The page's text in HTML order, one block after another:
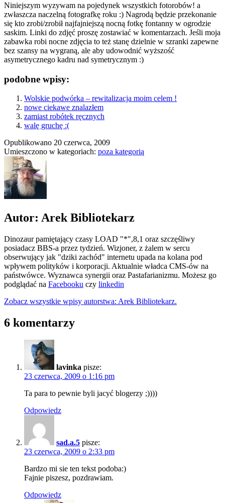
Niniejszym wyzywam na pojedynek wszystkich fotorobów! a
zwłaszcza naczelną fotografkę roku :) Nagrodą będzie przekonanie
się kto zrobi/zrobił najfajniejszą nocną fotkę fontanny w ogrodzie
saskim. Linki do zdjęć proszę zostawiać w komentarzach. Jeśli moja
zabawka robi nocne zdjęcia to też stanę dzielnie w szranki zapewne
bez szansy na wygraną, ale aby udowodnić wyższość
asymetrycznego kadru nad symetrycznym :)
podobne wpisy:
Wolskie podwórka – rewitalizacja moim celem !
nowe ciekawe znalazłem
zamiast robótek ręcznych
walę gruchę :(
Opublikowano 20 czerwca, 2009
Umieszczono w kategoriach: poza kategorią
Autor: Arek Bibliotekarz
Dinozaur pamiętający czasy LOAD "*",8,1 oraz szczęśliwy
posiadacz BBS-a przez tydzień. Wizjoner, z żalem w sercu
obserwujący jak "dziki zachód" internetu upada na kolana pod
wpływem polityków i korporacji. Aktualnie władca CMS-ów na
państwówce. Wyznawca synergii oraz Pastafarianizmu. Możesz go
podglądać na Facebooku czy linkedin
Zobacz wszystkie wpisy autorstwa: Arek Bibliotekarz.
6 komentarzy
lavinka pisze:
23 czerwca, 2009 o 1:16 pm
Ta para to pewnie byli jacyć blogerzy ;))))
Odpowiedz
sad.a.5 pisze:
23 czerwca, 2009 o 2:33 pm
Bardzo mi sie ten tekst podoba:)
Fajnie piszesz, pozdrawiam.
Odpowiedz